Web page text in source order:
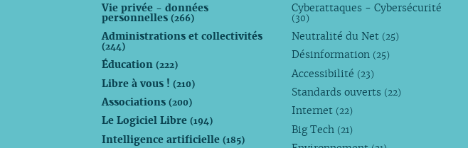
Vie privée - données
personnelles(266)
Administrations et collectivités
(244)
Éducation(222)
Libre à vous !(210)
Associations(200)
Le Logiciel Libre(194)
Intelligence artificielle(185)
Cyberattaques - Cybersécurité
(30)
Neutralité du Net (25)
Désinformation (25)
Accessibilité (23)
Standards ouverts (22)
Internet (22)
Big Tech (21)